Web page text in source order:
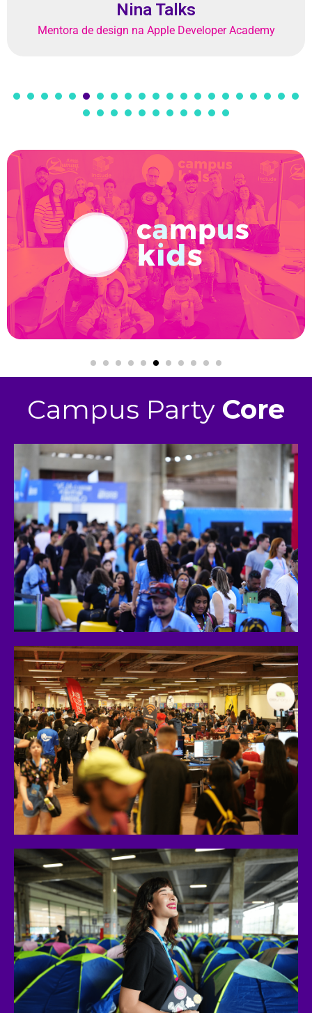
Nina Talks
Mentora de design na Apple Developer Academy
Saiba mais
Campus Party Core